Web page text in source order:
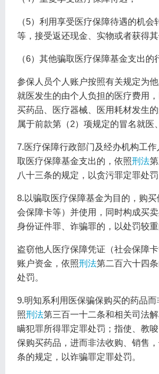
（5）利用享受医疗保障待遇的机
等，接受返还现金、实物或者获得其
（6）其他骗取医疗保障基金支出的
参保人员个人账户按照有关规定为
就医发生的由个人负担的医疗费用
买药品、医疗器械、医用耗材发生
属于前款第（2）项规定的冒名就医
7.医疗保障行政部门及经办机构工
取医疗保障基金支出的，依照刑法
八十三条的规定，以贪污罪定罪处罚
8.以骗取医疗保障基金为目的，购
会保障卡等）并使用，同时构成买
身份证件罪、诈骗罪的，以处罚较重
盗窃他人医疗保障凭证（社会保障
账户资金，依照刑法第二百六十四
处罚。
9.明知系利用医保骗保购买的药品
照刑法第三百一十二条和相关司法
瞒犯罪所得罪定罪处罚；指使、教
保购买药品，进而非法收购、销售
条的规定，以诈骗罪定罪处罚。